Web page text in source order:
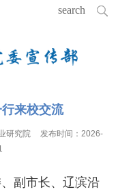
来校交流
研究院 发布时间： 2026-
副市长、辽滨沿